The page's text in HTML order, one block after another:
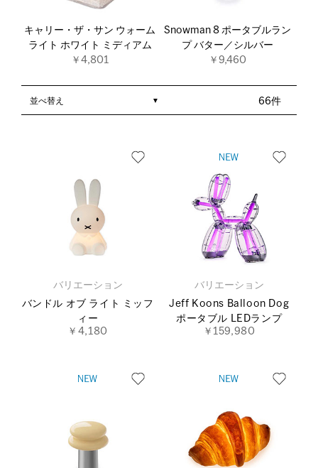
キャリー・ザ・サン ウォーム
ライト ホワイト ミディアム
￥4,801
Snowman 8 ポータブルラン
プ バター／シルバー
￥9,460
66件
並べ替え
バリエーション
バンドル オブ ライト ミッフ
ィー
￥4,180
バリエーション
Jeff Koons Balloon Dog
ポータブル LEDランプ
￥159,980